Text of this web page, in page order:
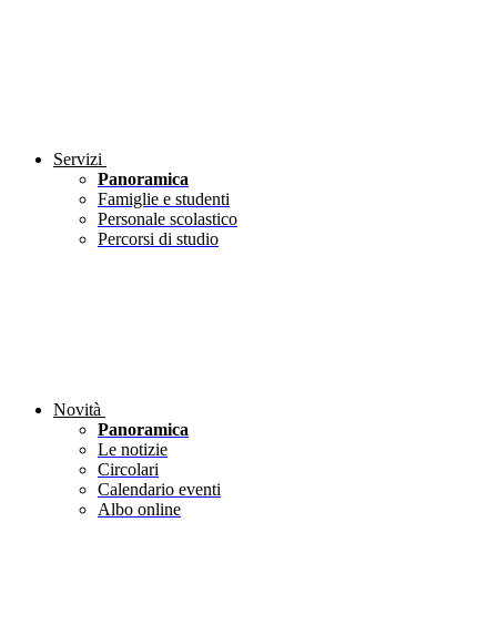
Servizi
Panoramica
Famiglie e studenti
Personale scolastico
Percorsi di studio
Novità
Panoramica
Le notizie
Circolari
Calendario eventi
Albo online